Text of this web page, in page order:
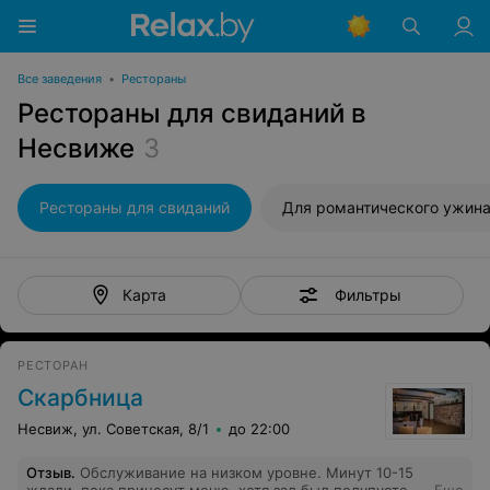
Все заведения • Рестораны
Рестораны для свиданий в
Несвиже 3
Рестораны для свиданий Для романтического ужина
Карта Фильтры
РЕСТОРАН
Скарбница
Несвиж, ул. Советская, 8/1 до 22:00
Отзыв. Обслуживание на низком уровне. Минут 10-15